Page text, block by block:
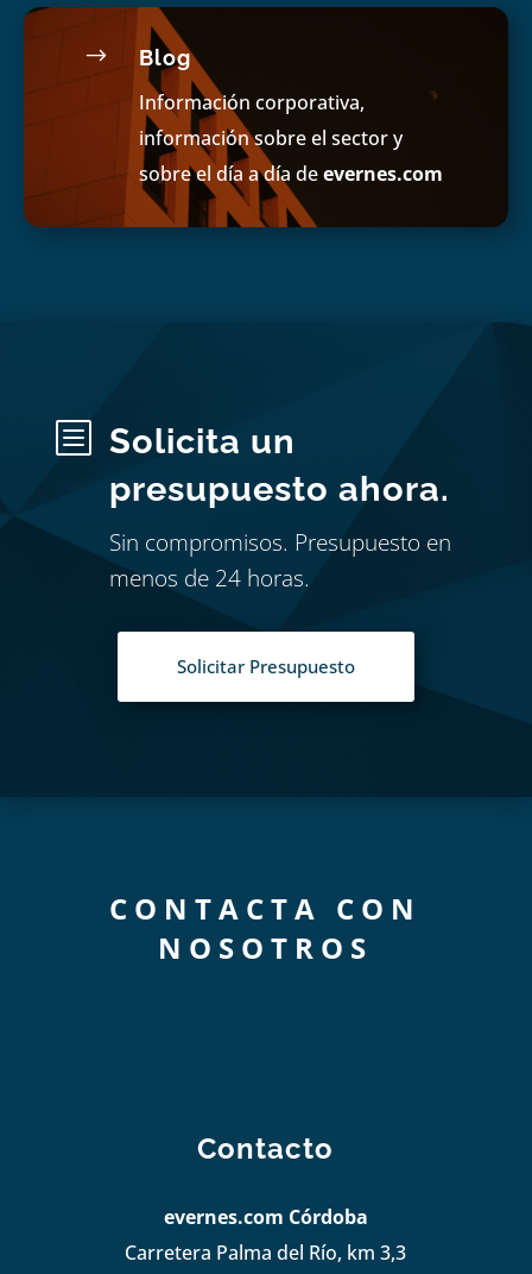
$ Blog
Información corporativa,
información sobre el sector y
sobre el día a día deevernes.com
b
Solicita un
presupuesto ahora.
Sin compromisos. Presupuesto en
menos de 24 horas.
Solicitar Presupuesto
CONTACTA CON
NOSOTROS
Contacto
evernes.com Córdoba
Carretera Palma del Río, km 3,3